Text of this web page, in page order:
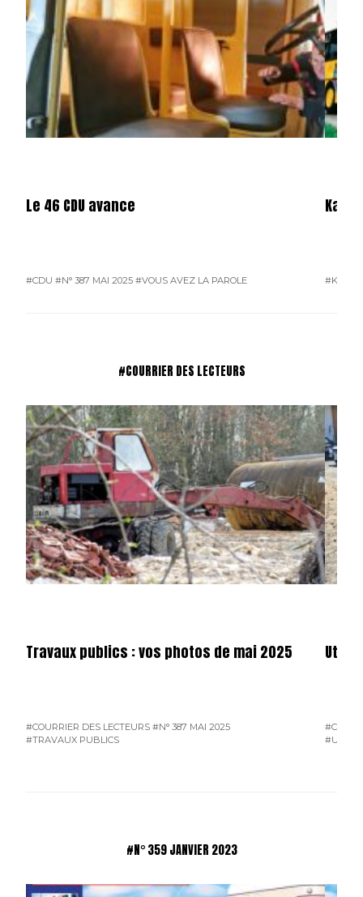
Le 46 CDU avance
#CDU #N° 387 MAI 2025 #VOUS AVEZ LA PAROLE
#COURRIER DES LECTEURS
Travaux publics : vos photos de mai 2025
#COURRIER DES LECTEURS #N° 387 MAI 2025
#TRAVAUX PUBLICS
#N° 359 JANVIER 2023